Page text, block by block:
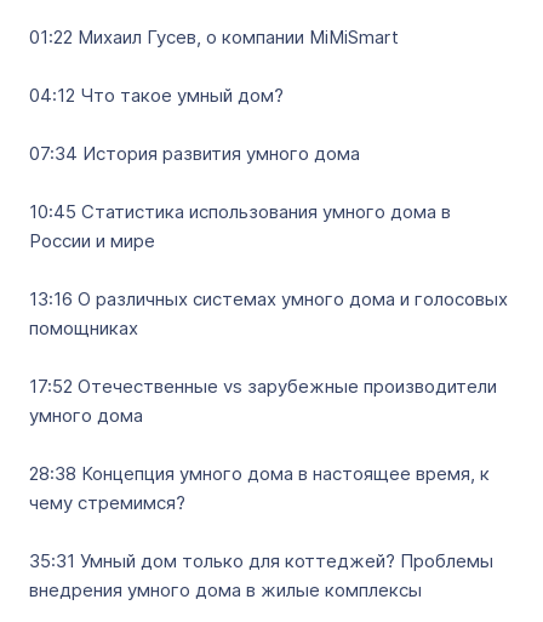
01:22 Михаил Гусев, о компании MiMiSmart
04:12 Что такое умный дом?
07:34 История развития умного дома
10:45 Статистика использования умного дома в
России и мире
13:16 О различных системах умного дома и голосовых
помощниках
17:52 Отечественные vs зарубежные производители
умного дома
28:38 Концепция умного дома в настоящее время, к
чему стремимся?
35:31 Умный дом только для коттеджей? Проблемы
внедрения умного дома в жилые комплексы